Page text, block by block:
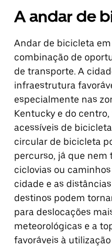
A andar de
Andar de bicicleta
combinação de
de transporte. A
infraestrutura
especialmente nas
Kentucky e do
acessíveis de
circular de bicicleta
percurso, já que nem
ciclovias ou
cidade e as
destinos podem
para deslocações
meteorológicas e a
favoráveis à